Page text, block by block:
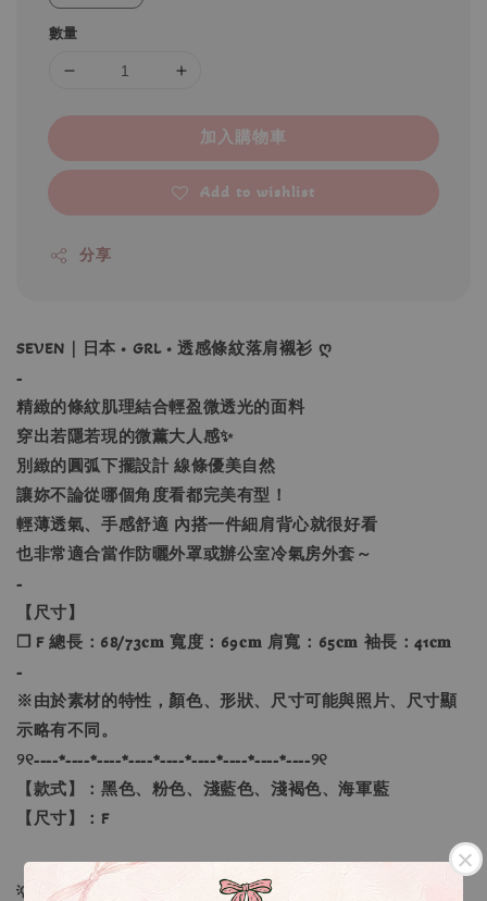
數量
加入購物車
Add to wishlist
分享
SEVEN｜日本 • GRL • 透感條紋落肩襯衫 ღ
-
精緻的條紋肌理結合輕盈微透光的面料
穿出若隱若現的微薰大人感✨
別緻的圓弧下擺設計 線條優美自然
讓妳不論從哪個角度看都完美有型！
輕薄透氣、手感舒適 內搭一件細肩背心就很好看
也非常適合當作防曬外罩或辦公室冷氣房外套～
-
【尺寸】
❐ F 總長：68/73𝐜𝐦 寬度：69𝐜𝐦 肩寬：65𝐜𝐦 袖長：41𝐜𝐦
-
※由於素材的特性，顏色、形狀、尺寸可能與照片、尺寸顯
示略有不同。
୨୧----*----*----*----*----*----*----*----*----୨୧
【款式】：黑色、粉色、淺藍色、淺褐色、海軍藍
【尺寸】：F
💡訂單依照下單順序為主唷！